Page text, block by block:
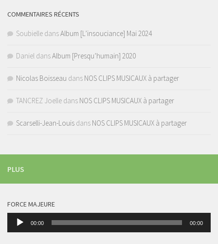
COMMENTAIRES RÉCENTS
Soubielle dansAlbum [L’insouciance] Mai 2024
Daniel dansAlbum [Presqu’humain] 2020
Nicolas Boisseau dans NOS CLIPS MUSICAUX à partager
TANCREZ Joelle dans NOS CLIPS MUSICAUX à partager
Scarselli-Jean-Louis dans NOS CLIPS MUSICAUX à partager
PLUS
FORCE MAJEURE
Lecteur
00:00 00:00